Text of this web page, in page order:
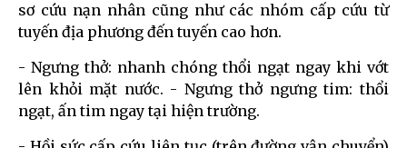
sơ cứu nạn nhân cũng như các nhóm cấp cứu từ
tuyến địa phương đến tuyến cao hơn.
- Ngưng thở: nhanh chóng thổi ngạt ngay khi vớt
lên khỏi mặt nước. - Ngưng thở ngưng tim: thổi
ngạt, ấn tim ngay tại hiện trường.